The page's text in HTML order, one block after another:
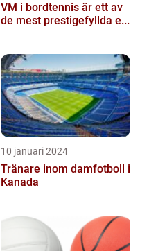
VM i bordtennis är ett av
de mest prestigefyllda e...
10 januari 2024
Tränare inom damfotboll i
Kanada